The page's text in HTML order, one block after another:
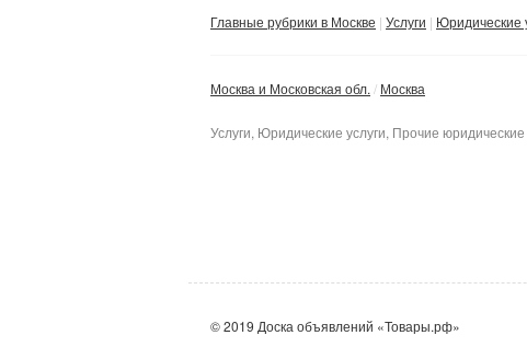
Главные рубрики в Москве Услуги Юридические
Москва и Московская обл. Москва
Услуги, Юридические услуги, Прочие
© 2019 Доска объявлений «Товары.рф»